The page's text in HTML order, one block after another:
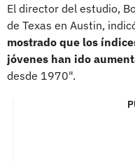
El director del estudio,
de Texas en Austin,
mostrado que los
jóvenes han ido
desde 1970".